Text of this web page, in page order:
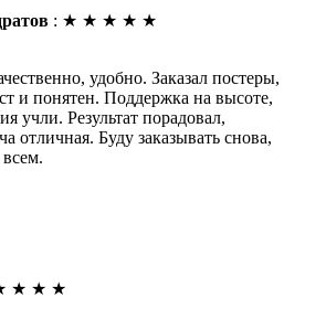
: ★ ★ ★ ★ ★
удобно. Заказал постеры,
и понятен. Поддержка на высоте,
учли. Результат порадовал,
отличная. Буду заказывать снова,
★ ★ ★